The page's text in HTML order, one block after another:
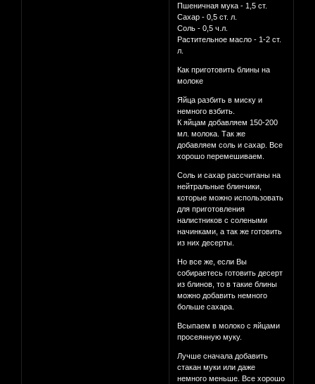
Пшеничная мука - 1,5 ст.
Сахар - 0,5 ст. л.
Соль - 0,5 ч.л.
Растительное масло - 1-2 ст.
л.
Как приготовить блины на
молоке
Яйца разбить в миску и
немного взбить.
К яйцам добавляем 150-200
мл. молока. Так же
добавляем соль и сахар. Все
хорошо перемешиваем.
Соль и сахар рассчитаны на
нейтральные блинчики,
которые можно использовать
для приготовления
налистников с солеными
начинками, а так же готовить
из них десерты.
Но все же, если Вы
собираетесь готовить десерт
из блинов, то в такие блины
можно добавить немного
больше сахара.
Всыпаем в молоко с яйцами
просеянную муку.
Лучше сначала добавить
стакан муки или даже
немного меньше. Все хорошо